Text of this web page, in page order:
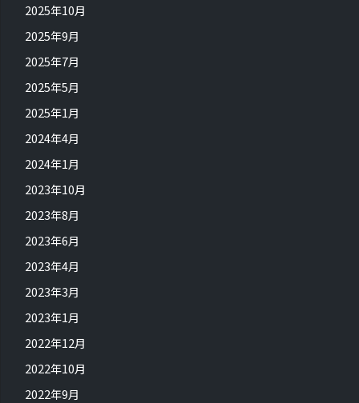
2025年10月
2025年9月
2025年7月
2025年5月
2025年1月
2024年4月
2024年1月
2023年10月
2023年8月
2023年6月
2023年4月
2023年3月
2023年1月
2022年12月
2022年10月
2022年9月